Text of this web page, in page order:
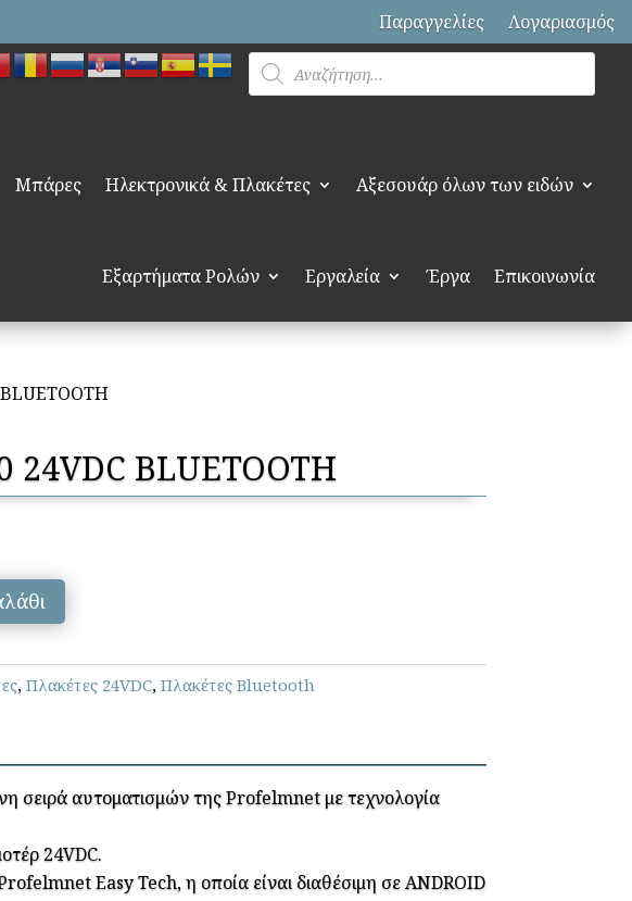
Παραγγελίες
Λογαριασμός
Products
search
Μπάρες Ηλεκτρονικά & Πλακέτες Αξεσουάρ όλων των ειδών
Εξαρτήματα Ρολών Εργαλεία Έργα Επικοινωνία
BLUETOOTH
, Πλακέτες 24VDC, Πλακέτες Bluetooth
σειρά αυτοματισμών της Profelmnet με τεχνολογία
24VDC.
Easy Tech, η οποία είναι διαθέσιμη σε ANDROID